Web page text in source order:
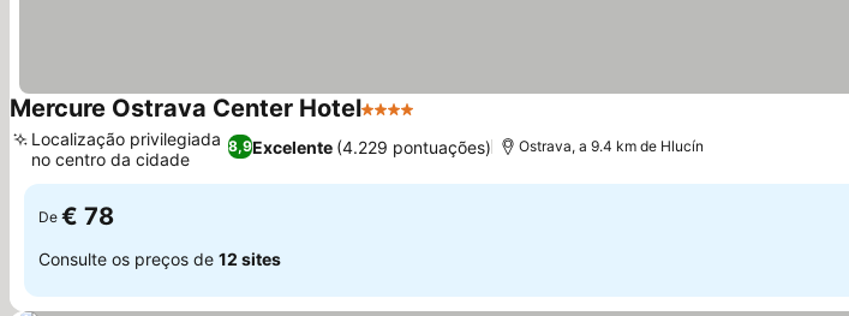
Mercure Ostrava Center Hotel4 Estrelas
8,9Excelente (4.229 pontuações)
Localização privilegiada
no centro da cidade
Ostrava, a 9.4 km de Hlucín
De € 78
Consulte os preços de 12 sites